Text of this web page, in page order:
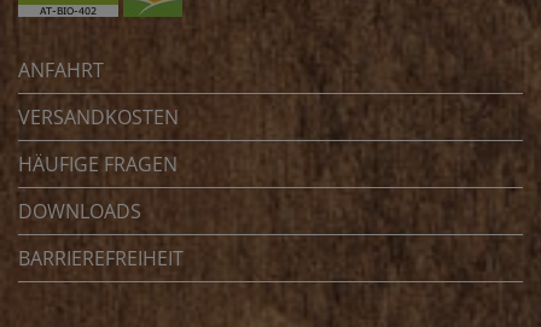
ANFAHRT
VERSANDKOSTEN
HÄUFIGE FRAGEN
DOWNLOADS
BARRIEREFREIHEIT